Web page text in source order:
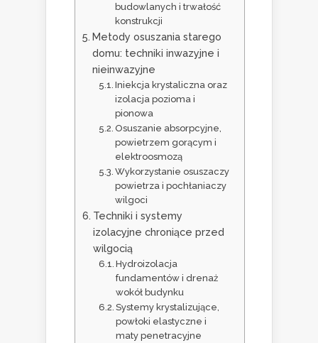
budowlanych i trwałość
konstrukcji
Metody osuszania starego
domu: techniki inwazyjne i
nieinwazyjne
Iniekcja krystaliczna oraz
izolacja pozioma i
pionowa
Osuszanie absorpcyjne,
powietrzem gorącym i
elektroosmozą
Wykorzystanie osuszaczy
powietrza i pochłaniaczy
wilgoci
Techniki i systemy
izolacyjne chroniące przed
wilgocią
Hydroizolacja
fundamentów i drenaż
wokół budynku
Systemy krystalizujące,
powłoki elastyczne i
maty penetracyjne